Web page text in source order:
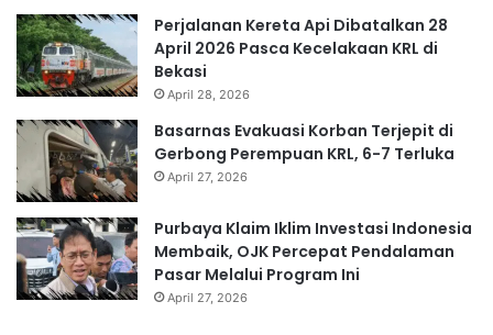
Perjalanan Kereta Api Dibatalkan 28
April 2026 Pasca Kecelakaan KRL di
Bekasi
April 28, 2026
Basarnas Evakuasi Korban Terjepit di
Gerbong Perempuan KRL, 6-7 Terluka
April 27, 2026
Purbaya Klaim Iklim Investasi Indonesia
Membaik, OJK Percepat Pendalaman
Pasar Melalui Program Ini
April 27, 2026